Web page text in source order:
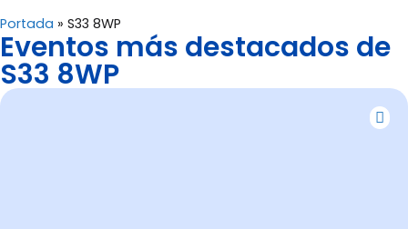
Portada » S33 8WP
Eventos más destacados de
S33 8WP